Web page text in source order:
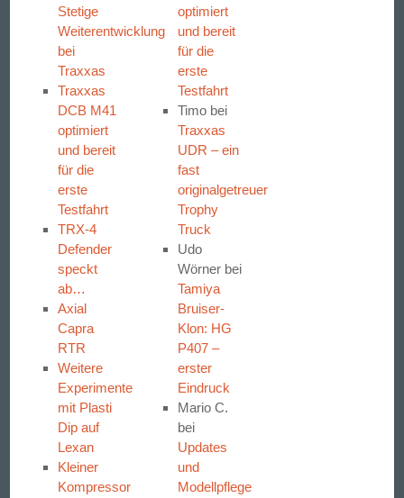
Stetige
Weiterentwicklung
bei
Traxxas
Traxxas
DCB M41
optimiert
und bereit
für die
erste
Testfahrt
TRX-4
Defender
speckt
ab…
Axial
Capra
RTR
Weitere
Experimente
mit Plasti
Dip auf
Lexan
Kleiner
Kompressor
optimiert
und bereit
für die
erste
Testfahrt
Timo bei
Traxxas
UDR – ein
fast
originalgetreuer
Trophy
Truck
Udo
Wörner bei
Tamiya
Bruiser-
Klon: HG
P407 –
erster
Eindruck
Mario C.
bei
Updates
und
Modellpflege